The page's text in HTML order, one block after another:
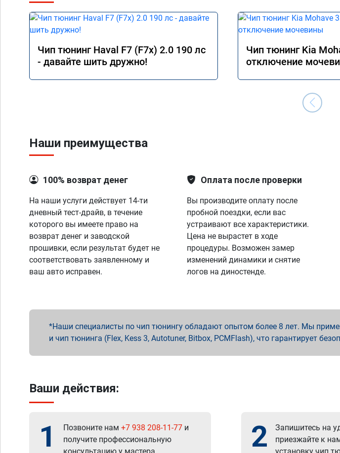
Чип тюнинг Haval F7 (F7x) 2.0 190 лс
- давайте шить дружно!
Чип тюнинг Kia
отключение
Наши преимущества
100% возврат денег
На наши услуги действует 14-ти
дневный тест-драйв, в течение
которого вы имеете право на
возврат денег и заводской
прошивки, если результат будет не
соответствовать заявленному и
ваш авто исправен.
Оплата после проверки
Вы производите оплату после
пробной поездки, если вас
устраивают все характеристики.
Цена не вырастет в ходе
процедуры. Возможен замер
изменений динамики и снятие
логов на диностенде.
Наши специалисты по чип тюнингу обладают опытом более 8 лет. Мы
и чип тюнинга (Flex, Kess 3, Autotuner, Bitbox, PCMFlash), что гарантирует
Ваши действия:
1 Позвоните нам +7 938 208-11-77 и
получите профессиональную
2
Запишитесь на
приезжайте к